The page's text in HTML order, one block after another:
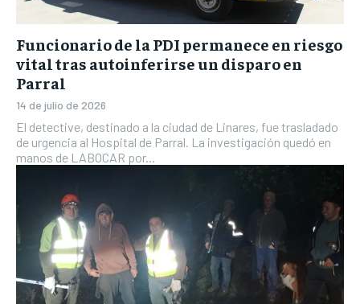
Funcionario de la PDI permanece en riesgo
vital tras autoinferirse un disparo en
Parral
14 de julio de 2026
El detective, destinado a la ciudad de Linares, fue trasladado
de urgencia al Hospital de Parral. La investigación quedó en
manos de LABOCAR por...